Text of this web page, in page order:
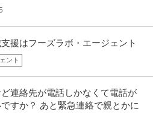
援はフーズラボ・エージェント
ント
連絡先が電話しかなくて電話が
すか？ あと緊急連絡で親とかに